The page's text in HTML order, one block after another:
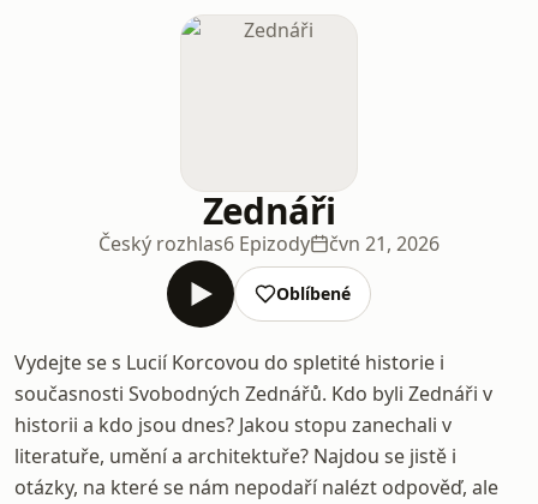
Zednáři
Český rozhlas6 Epizody čvn 21, 2026
Oblíbené
Vydejte se s Lucií Korcovou do spletité historie i
současnosti Svobodných Zednářů. Kdo byli Zednáři v
historii a kdo jsou dnes? Jakou stopu zanechali v
literatuře, umění a architektuře? Najdou se jistě i
otázky, na které se nám nepodaří nalézt odpověď, ale